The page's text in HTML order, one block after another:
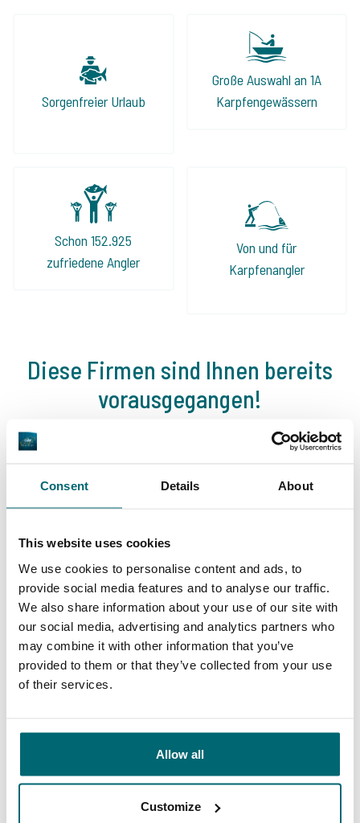
Consent Details About
This website uses cookies
We use cookies to personalise content and ads, to
provide social media features and to analyse our traffic.
We also share information about your use of our site with
our social media, advertising and analytics partners who
may combine it with other information that you’ve
provided to them or that they’ve collected from your use
of their services.
Allow all
Customize
Sorgenfreier Urlaub
Große Auswahl an 1A
Karpfengewässern
Schon 152.925
zufriedene Angler
Von und für
Karpfenangler
Diese Firmen sind Ihnen bereits
vorausgegangen!
1
Unser Angebot
Bel Eaux - Belsaules